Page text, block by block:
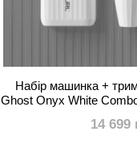
Набір машинка +
Ghost Onyx White
14 699